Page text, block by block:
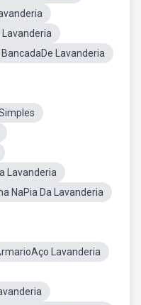
BancadaDe Lavanderia
Lavanderia
NaPia Da Lavanderia
Lavanderia